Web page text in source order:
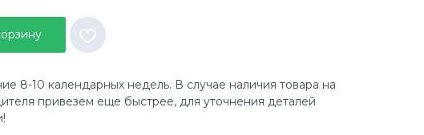
8-10 календарных недель. В случае наличия товара на
привезем еще быстрее, для уточнения деталей